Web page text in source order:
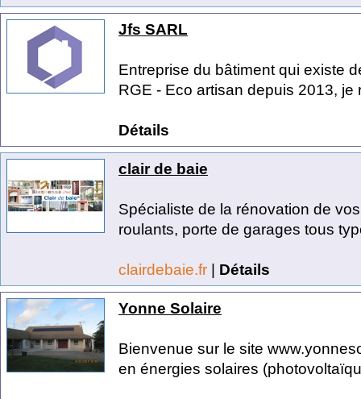
Jfs SARL
Entreprise du bâtiment qui existe
RGE - Eco artisan depuis 2013,
Détails
clair de baie
Spécialiste de la rénovation de
roulants, porte de garages tous
clairdebaie.fr | Détails
Yonne Solaire
Bienvenue sur le site
en énergies solaires